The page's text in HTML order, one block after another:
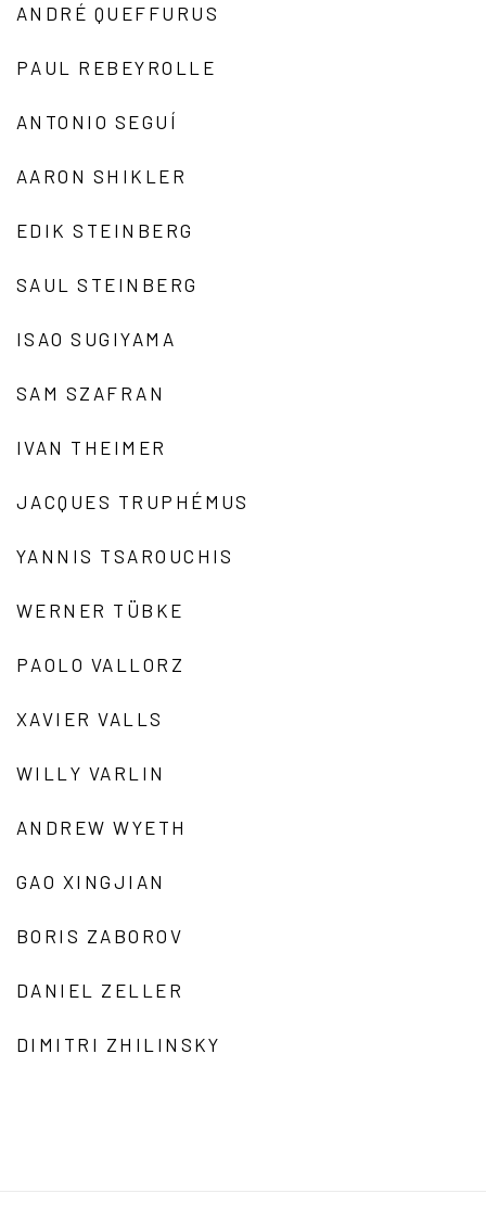
ANDRÉ QUEFFURUS
PAUL REBEYROLLE
ANTONIO SEGUÍ
AARON SHIKLER
EDIK STEINBERG
SAUL STEINBERG
ISAO SUGIYAMA
SAM SZAFRAN
IVAN THEIMER
JACQUES TRUPHÉMUS
YANNIS TSAROUCHIS
WERNER TÜBKE
PAOLO VALLORZ
XAVIER VALLS
WILLY VARLIN
ANDREW WYETH
GAO XINGJIAN
BORIS ZABOROV
DANIEL ZELLER
DIMITRI ZHILINSKY